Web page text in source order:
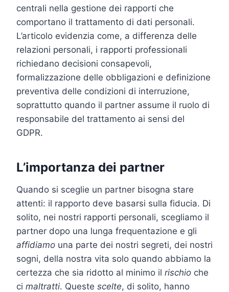
centrali nella gestione dei rapporti che
comportano il trattamento di dati personali.
L’articolo evidenzia come, a differenza delle
relazioni personali, i rapporti professionali
richiedano decisioni consapevoli,
formalizzazione delle obbligazioni e definizione
preventiva delle condizioni di interruzione,
soprattutto quando il partner assume il ruolo di
responsabile del trattamento ai sensi del
GDPR.
L’importanza dei partner
Quando si sceglie un partner bisogna stare
attenti: il rapporto deve basarsi sulla fiducia. Di
solito, nei nostri rapporti personali, scegliamo il
partner dopo una lunga frequentazione e gli
affidiamo una parte dei nostri segreti, dei nostri
sogni, della nostra vita solo quando abbiamo la
certezza che sia ridotto al minimo il rischio che
ci maltratti. Queste scelte, di solito, hanno